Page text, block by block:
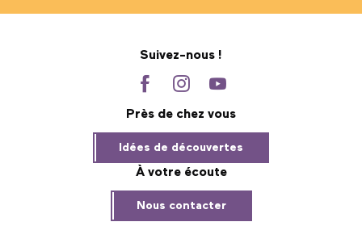
Suivez-nous !
Près de chez vous
Idées de découvertes
À votre écoute
Nous contacter